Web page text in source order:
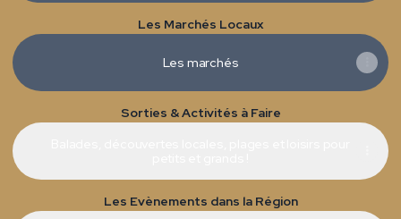
Les Marchés Locaux
Les marchés
Sorties & Activités à Faire
Les Evènements dans la Région